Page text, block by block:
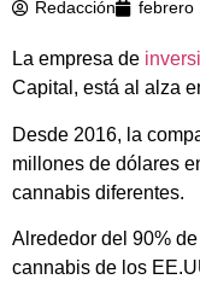
Redacción febrero
La empresa de
Capital, está al alza
Desde 2016, la
millones de dólares
cannabis diferentes.
Alrededor del 90%
cannabis de los